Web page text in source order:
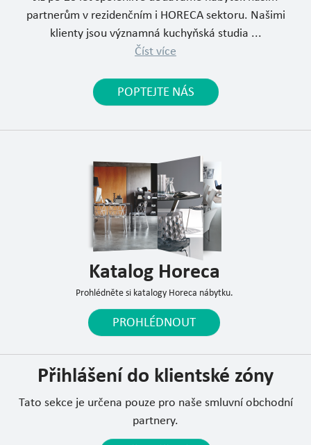
partnerům v rezidenčním i HORECA sektoru. Našimi
klienty jsou významná kuchyňská studia ...
Číst více
POPTEJTE NÁS
Katalog Horeca
Prohlédněte si katalogy Horeca nábytku.
PROHLÉDNOUT
Přihlášení do klientské zóny
Tato sekce je určena pouze pro naše smluvní obchodní
partnery.